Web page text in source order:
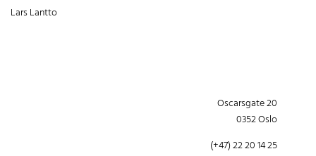
Lars Lantto
Oscarsgate 20
0352 Oslo
(+47) 22 20 14 25